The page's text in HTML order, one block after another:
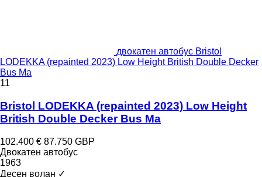
двокатен автобус Bristol
LODEKKA (repainted 2023) Low Height British Double Decker
Bus Ma
11
Bristol LODEKKA (repainted 2023) Low Height
British Double Decker Bus Ma
102.400 € 87.750 GBP
Двокатен автобус
1963
Десен волан ✓